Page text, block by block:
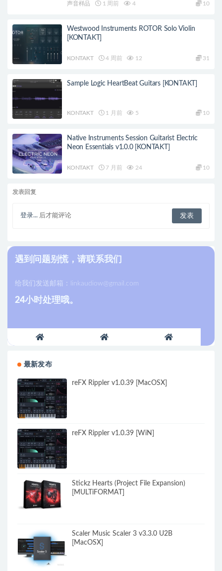
声音样品 1 周前 4 10
Westwood Instruments ROTOR Solo Violin
[KONTAKT]
KONTAKT 4 周前 12 31
Sample Logic HeartBeat Guitars [KONTAKT]
KONTAKT 1 月前 5 10
Native Instruments Session Guitarist Electric
Neon Essentials v1.0.0 [KONTAKT]
KONTAKT 7 月前 24 10
发表回复
登录... 后才能评论
遇到问题别慌，请联系我们
给我们发送邮箱： linkaudiow@gmail.com
24小时处理哦。
最新发布
reFX Rippler v1.0.39 [MacOSX]
reFX Rippler v1.0.39 [WiN]
Stickz Hearts (Project File Expansion)
[MULTiFORMAT]
Scaler Music Scaler 3 v3.3.0 U2B
[MacOSX]